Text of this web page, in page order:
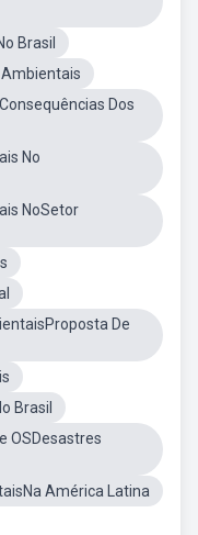
Brasil
Dos
No
NoSetor
De
Brasil
OSDesastres
América Latina